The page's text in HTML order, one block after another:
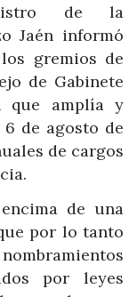
de la
Jaén informó
gremios de
de Gabinete
que amplía y
de agosto de
de cargos
de una
por lo tanto
por leyes